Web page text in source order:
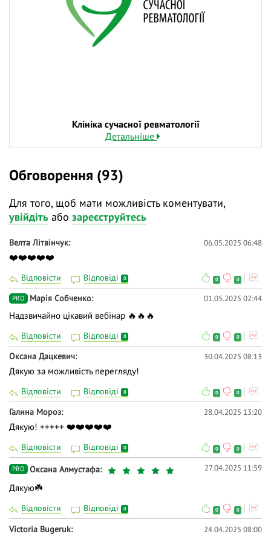
❓ Поставте питання на тему вебінару лекторам у
коментарях і ми відповімо на них у ході трансляції.
Клініка сучасної ревматології
Детальніше
Обговорення (93)
Для того, щоб мати можливість коментувати,
увійдіть або зареєструйтесь
Велта Літвінчук 06.05.2025 06:48
❤️❤️❤️❤️❤️
Відповісти Відповіді 0 0 0
PRO Марія Собченко 01.05.2025 02:44
Надзвичайно цікавий вебінар 🔥🔥🔥
Відповісти Відповіді 0 0 0
Оксана Дацкевич 30.04.2025 08:13
Дякую за можливість перегляду!
Відповісти Відповіді 0 0 0
Галина Мороз 28.04.2025 13:20
Дякую! +++++ ❤️❤️❤️❤️❤️
Відповісти Відповіді 0 0 0
PRO Оксана Алмустафа 27.04.2025 11:59
Дякую☘️
Відповісти Відповіді 0 0 0
Victoria Bugeruk 24.04.2025 08:00